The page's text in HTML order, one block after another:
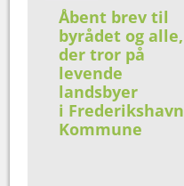
Åbent brev til
byrådet og alle,
der tror på
levende
landsbyer
i Frederikshavn
Kommune